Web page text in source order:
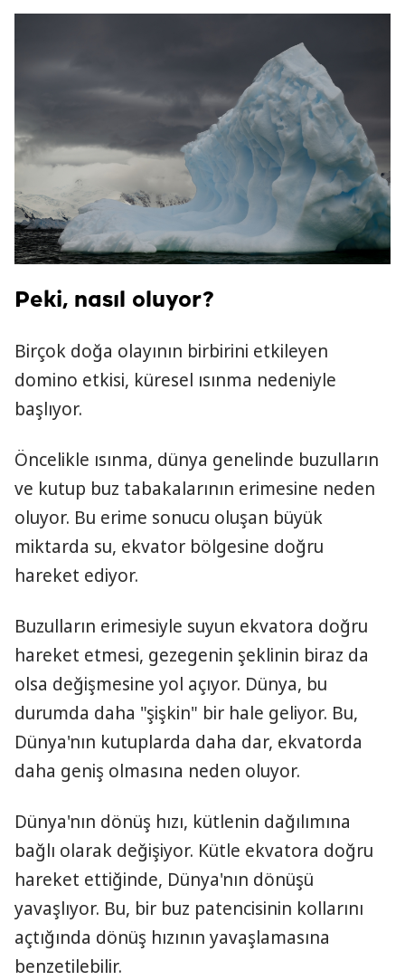
Peki, nasıl oluyor?
Birçok doğa olayının birbirini etkileyen
domino etkisi, küresel ısınma nedeniyle
başlıyor.
Öncelikle ısınma, dünya genelinde buzulların
ve kutup buz tabakalarının erimesine neden
oluyor. Bu erime sonucu oluşan büyük
miktarda su, ekvator bölgesine doğru
hareket ediyor.
Buzulların erimesiyle suyun ekvatora doğru
hareket etmesi, gezegenin şeklinin biraz da
olsa değişmesine yol açıyor. Dünya, bu
durumda daha "şişkin" bir hale geliyor. Bu,
Dünya'nın kutuplarda daha dar, ekvatorda
daha geniş olmasına neden oluyor.
Dünya'nın dönüş hızı, kütlenin dağılımına
bağlı olarak değişiyor. Kütle ekvatora doğru
hareket ettiğinde, Dünya'nın dönüşü
yavaşlıyor. Bu, bir buz patencisinin kollarını
açtığında dönüş hızının yavaşlamasına
benzetilebilir.